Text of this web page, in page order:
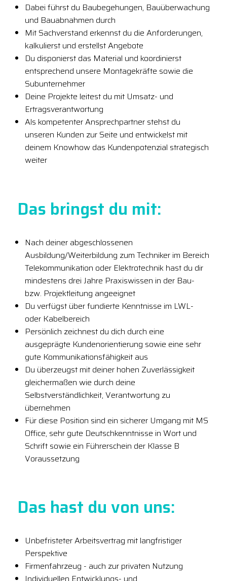
Dabei führst du Baubegehungen, Bauüberwachung
und Bauabnahmen durch
Mit Sachverstand erkennst du die Anforderungen,
kalkulierst und erstellst Angebote
Du disponierst das Material und koordinierst
entsprechend unsere Montagekräfte sowie die
Subunternehmer
Deine Projekte leitest du mit Umsatz- und
Ertragsverantwortung
Als kompetenter Ansprechpartner stehst du
unseren Kunden zur Seite und entwickelst mit
deinem Knowhow das Kundenpotenzial strategisch
weiter
Das bringst du mit:
Nach deiner abgeschlossenen
Ausbildung/Weiterbildung zum Techniker im Bereich
Telekommunikation oder Elektrotechnik hast du dir
mindestens drei Jahre Praxiswissen in der Bau-
bzw. Projektleitung angeeignet
Du verfügst über fundierte Kenntnisse im LWL-
oder Kabelbereich
Persönlich zeichnest du dich durch eine
ausgeprägte Kundenorientierung sowie eine sehr
gute Kommunikationsfähigkeit aus
Du überzeugst mit deiner hohen Zuverlässigkeit
gleichermaßen wie durch deine
Selbstverständlichkeit, Verantwortung zu
übernehmen
Für diese Position sind ein sicherer Umgang mit MS
Office, sehr gute Deutschkenntnisse in Wort und
Schrift sowie ein Führerschein der Klasse B
Voraussetzung
Das hast du von uns:
Unbefristeter Arbeitsvertrag mit langfristiger
Perspektive
Firmenfahrzeug - auch zur privaten Nutzung